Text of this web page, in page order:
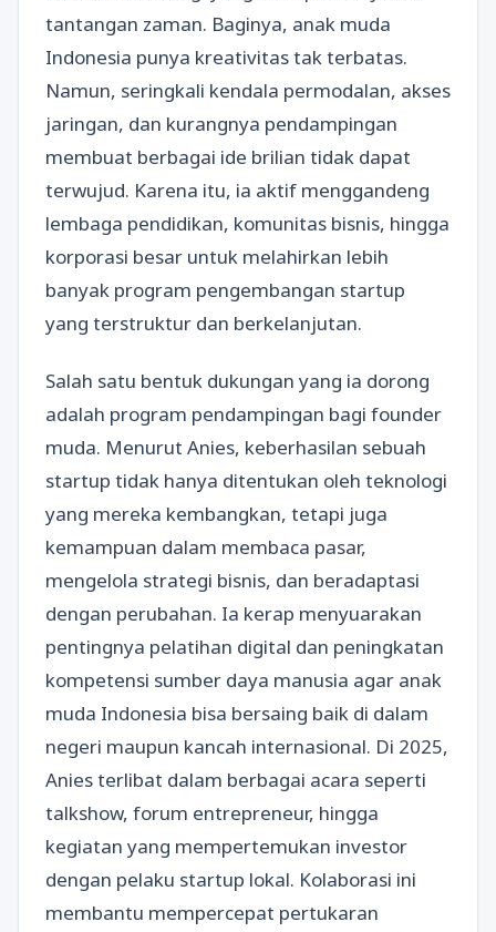
tantangan zaman. Baginya, anak muda
Indonesia punya kreativitas tak terbatas.
Namun, seringkali kendala permodalan, akses
jaringan, dan kurangnya pendampingan
membuat berbagai ide brilian tidak dapat
terwujud. Karena itu, ia aktif menggandeng
lembaga pendidikan, komunitas bisnis, hingga
korporasi besar untuk melahirkan lebih
banyak program pengembangan startup
yang terstruktur dan berkelanjutan.
Salah satu bentuk dukungan yang ia dorong
adalah program pendampingan bagi founder
muda. Menurut Anies, keberhasilan sebuah
startup tidak hanya ditentukan oleh teknologi
yang mereka kembangkan, tetapi juga
kemampuan dalam membaca pasar,
mengelola strategi bisnis, dan beradaptasi
dengan perubahan. Ia kerap menyuarakan
pentingnya pelatihan digital dan peningkatan
kompetensi sumber daya manusia agar anak
muda Indonesia bisa bersaing baik di dalam
negeri maupun kancah internasional. Di 2025,
Anies terlibat dalam berbagai acara seperti
talkshow, forum entrepreneur, hingga
kegiatan yang mempertemukan investor
dengan pelaku startup lokal. Kolaborasi ini
membantu mempercepat pertukaran